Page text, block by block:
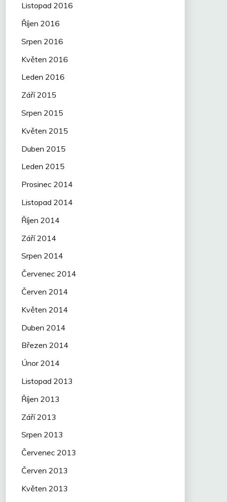
Listopad 2016
Říjen 2016
Srpen 2016
Květen 2016
Leden 2016
Září 2015
Srpen 2015
Květen 2015
Duben 2015
Leden 2015
Prosinec 2014
Listopad 2014
Říjen 2014
Září 2014
Srpen 2014
Červenec 2014
Červen 2014
Květen 2014
Duben 2014
Březen 2014
Únor 2014
Listopad 2013
Říjen 2013
Září 2013
Srpen 2013
Červenec 2013
Červen 2013
Květen 2013